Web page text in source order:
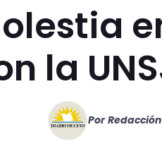
la
Por